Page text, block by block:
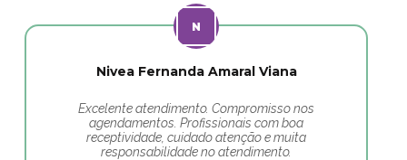
Nivea Fernanda Amaral Viana
Excelente atendimento. Compromisso nos
agendamentos. Profissionais com boa
receptividade, cuidado atenção e muita
responsabilidade no atendimento.